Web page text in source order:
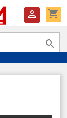
shopping_cart

